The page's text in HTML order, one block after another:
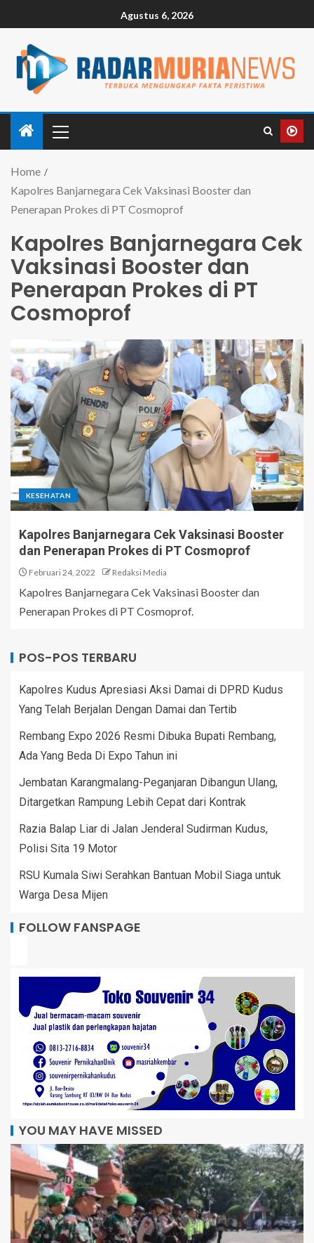
Agustus 6, 2026
Home
Kapolres Banjarnegara Cek Vaksinasi Booster dan
Penerapan Prokes di PT Cosmoprof
Kapolres Banjarnegara Cek
Vaksinasi Booster dan
Penerapan Prokes di PT
Cosmoprof
KESEHATAN
Kapolres Banjarnegara Cek Vaksinasi Booster
dan Penerapan Prokes di PT Cosmoprof
Februari 24, 2022 Redaksi Media
Kapolres Banjarnegara Cek Vaksinasi Booster dan
Penerapan Prokes di PT Cosmoprof.
POS-POS TERBARU
Kapolres Kudus Apresiasi Aksi Damai di DPRD Kudus
Yang Telah Berjalan Dengan Damai dan Tertib
Rembang Expo 2026 Resmi Dibuka Bupati Rembang,
Ada Yang Beda Di Expo Tahun ini
Jembatan Karangmalang-Peganjaran Dibangun Ulang,
Ditargetkan Rampung Lebih Cepat dari Kontrak
Razia Balap Liar di Jalan Jenderal Sudirman Kudus,
Polisi Sita 19 Motor
RSU Kumala Siwi Serahkan Bantuan Mobil Siaga untuk
Warga Desa Mijen
FOLLOW FANSPAGE
YOU MAY HAVE MISSED